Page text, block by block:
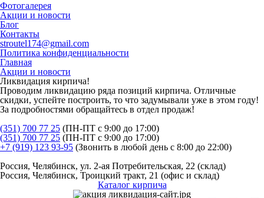
Фотогалерея
Акции и новости
Блог
Контакты
stroutel174@gmail.com
Политика конфиденциальности
Главная
Акции и новости
Ликвидация кирпича!
Проводим ликвидацию ряда позиций кирпича. Отличные
скидки, успейте построить, то что задумывали уже в этом году!
За подробностями обращайтесь в отдел продаж!
(351) 700 77 25 (ПН-ПТ с 9:00 до 17:00)
(351) 700 77 25 (ПН-ПТ с 9:00 до 17:00)
+7 (919) 123 93-95 (Звонить в любой день с 8:00 до 22:00)
Россия, Челябинск, ул. 2-ая Потребительская, 22 (склад)
Россия, Челябинск, Троицкий тракт, 21 (офис и склад)
Каталог кирпича